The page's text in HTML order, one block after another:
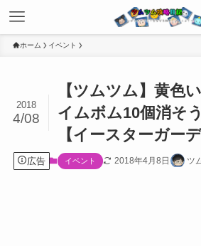
ホーム イベント
【ツムツム】黄色
イムボム10個消そ
【イースターガー
2018
4/08
広告 イベント 2018年4月8日 ツ